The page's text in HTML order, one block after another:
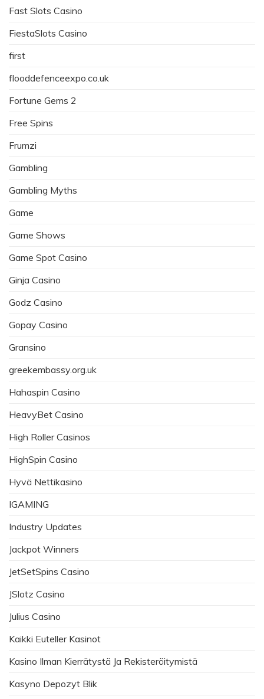
Fast Slots Casino
FiestaSlots Casino
first
flooddefenceexpo.co.uk
Fortune Gems 2
Free Spins
Frumzi
Gambling
Gambling Myths
Game
Game Shows
Game Spot Casino
Ginja Casino
Godz Casino
Gopay Casino
Gransino
greekembassy.org.uk
Hahaspin Casino
HeavyBet Casino
High Roller Casinos
HighSpin Casino
Hyvä Nettikasino
IGAMING
Industry Updates
Jackpot Winners
JetSetSpins Casino
JSlotz Casino
Julius Casino
Kaikki Euteller Kasinot
Kasino Ilman Kierrätystä Ja Rekisteröitymistä
Kasyno Depozyt Blik